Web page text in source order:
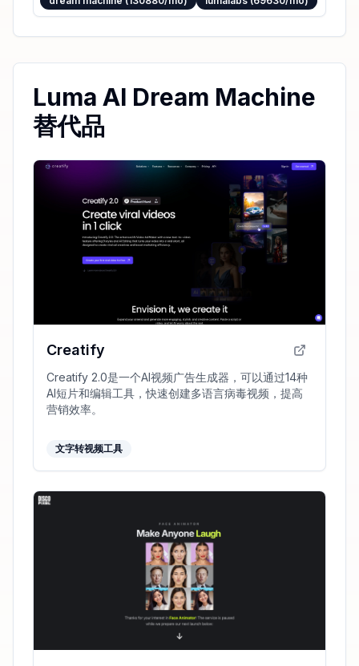
Luma AI Dream Machine
替代品
Creatify
Creatify 2.0是一个AI视频广告生成器，可以通过14种
AI短片和编辑工具，快速创建多语言病毒视频，提高
营销效率。
文字转视频工具